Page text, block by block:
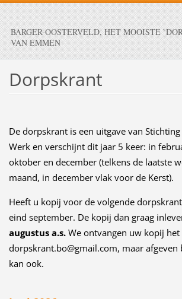
BARGER-OOSTERVELD, HET MOOISTE
VAN EMMEN
Dorpskrant
De dorpskrant is een uitgave van
Werk en verschijnt dit jaar 5 keer: in
oktober en december (telkens de laatste
maand, in december vlak voor de Kerst).
Heeft u kopij voor de volgende
eind september. De kopij dan graag
augustus a.s.We ontvangen uw kopij het
dorpskrant.bo@gmail.com, maar afgeven
kan ook.